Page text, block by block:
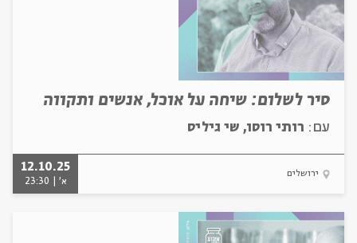
סיר לשלום: שיחה על אוכל, אנשים ותקווה
עם: רותי רוסו, שי גיליס
ירושלים
12.10.25
א' | 23:30